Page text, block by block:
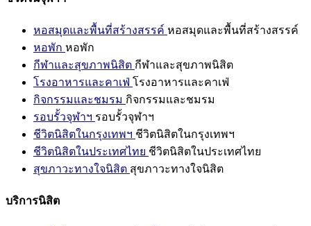
หอสมุดและพื้นที่สร้างสรรค์ หอสมุดและพื้นที่สร้างสรรค์
หอพัก หอพัก
กีฬาและสุขภาพนิสิต กีฬาและสุขภาพนิสิต
โรงอาหารและคาเฟ่ โรงอาหารและคาเฟ่
กิจกรรมและชมรม กิจกรรมและชมรม
รอบรั้วจุฬาฯ รอบรั้วจุฬาฯ
ชีวิตนิสิตในกรุงเทพฯ ชีวิตนิสิตในกรุงเทพฯ
ชีวิตนิสิตในประเทศไทย ชีวิตนิสิตในประเทศไทย
สุขภาวะทางใจนิสิต สุขภาวะทางใจนิสิต
บริการนิสิต